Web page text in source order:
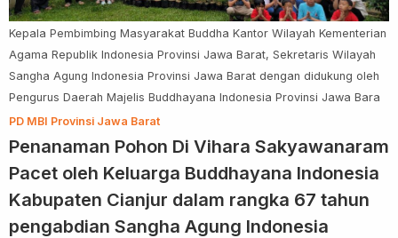
Kepala Pembimbing Masyarakat Buddha Kantor Wilayah Kementerian
Agama Republik Indonesia Provinsi Jawa Barat, Sekretaris Wilayah
Sangha Agung Indonesia Provinsi Jawa Barat dengan didukung oleh
Pengurus Daerah Majelis Buddhayana Indonesia Provinsi Jawa Bara
PD MBI Provinsi Jawa Barat
Penanaman Pohon Di Vihara Sakyawanaram
Pacet oleh Keluarga Buddhayana Indonesia
Kabupaten Cianjur dalam rangka 67 tahun
pengabdian Sangha Agung Indonesia